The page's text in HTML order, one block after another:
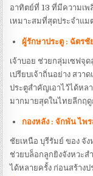
อาทิตย์ที่ 13 ที่มีความเพ
เหมาะสมที่สุดประจำแ
ผู้รักษาประตู : ฉัตรชั
เจ้าบอย ช่วยกลุ่มเซฟจุ
เปรียบเจ้าถิ่นอย่าง สว
ประตูสำคัญเอาไว้ได้ห
มากมายสุดในไทยลีกฤ
กองหลัง : จักพัน ไพ
ชัยเหนือ บุรีรัมย์ ของ จั
ช่วยบล็อกลูกยิงจังหวะ
ได้หลายครั้ง ก่อนสร้าง